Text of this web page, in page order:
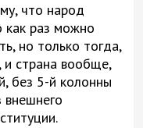
что народ
как раз можно
но только тогда,
и страна вообще,
без 5-й колонны
внешнего